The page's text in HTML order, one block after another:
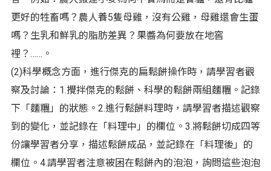
更好的牲畜嗎？農人養5隻母雞，沒有公雞，母雞還會生蛋
嗎？生乳和鮮乳的脂肪差異？果醬為何要放在地窖
裡？……。
(2)科學概念方面，進行傑克的扁鬆餅操作時，請學習者觀
察及討論：1.攪拌傑克的鬆餅、科學的鬆餅兩組麵糰。記錄
下「麵糰」的狀態。2.進行鬆餅料理時，請學習者描述觀察
到的變化，並記錄在「料理中」的欄位。3.將鬆餅切成四等
份讓學習者分享，描述鬆餅成品，並記錄在「料理後」的
欄位。4.請學習者注意被困在鬆餅內的泡泡，詢問這些泡泡